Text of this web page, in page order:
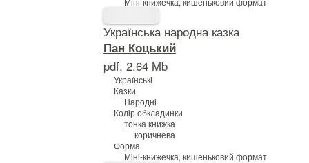
Українська народна казка
Пан Коцький
pdf, 2.64 Mb
Українські
Казки
Народні
Колір обкладинки
тонка книжка
коричнева
Форма
Міні-книжечка, кишеньковий формат